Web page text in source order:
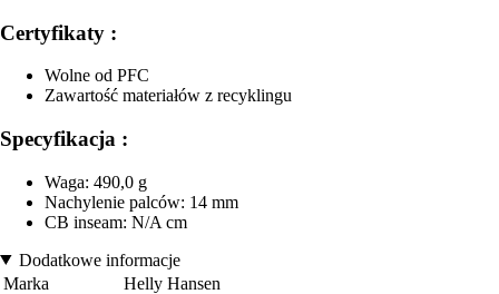
Certyfikaty :
Wolne od PFC
Zawartość materiałów z recyklingu
Specyfikacja :
Waga: 490,0 g
Nachylenie palców: 14 mm
CB inseam: N/A cm
Dodatkowe informacje
Marka
Helly Hansen